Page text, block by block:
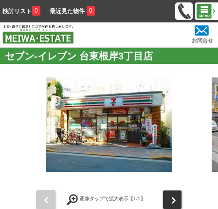
検討リスト 0 最近見た物件 0
お問合せ
セブン-イレブン 台東根岸3丁目店
画像タップで拡大表示【1/5】